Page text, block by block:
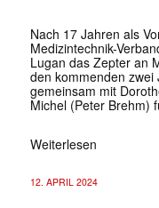
Nach 17 Jahren als
Medizintechnik-
Lugan das Zepter an
den kommenden zwei
gemeinsam mit
Michel (Peter Brehm)
Weiterlesen
12. APRIL 2024